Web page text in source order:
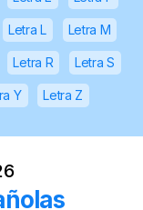
Letra L Letra M
Letra R Letra S
Y Letra Z